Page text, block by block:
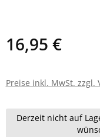
16,95 €
Preise inkl. MwSt. zzgl.
Derzeit nicht auf